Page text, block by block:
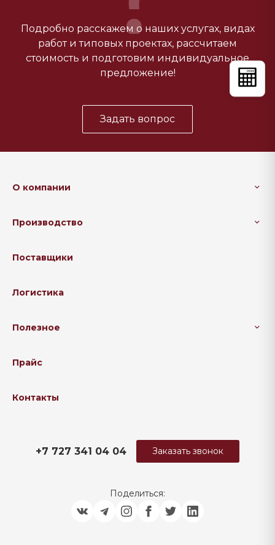
Подробно расскажем о наших услугах, видах
работ и типовых проектах, рассчитаем
стоимость и подготовим индивидуальное
предложение!
Задать вопрос
О компании
Производство
Поставщики
Логистика
Полезное
Прайс
Контакты
+7 727 341 04 04 Заказать звонок
Поделиться: